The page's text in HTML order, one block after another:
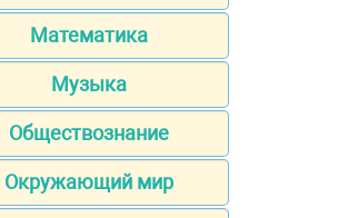
Математика
Музыка
Обществознание
Окружающий мир